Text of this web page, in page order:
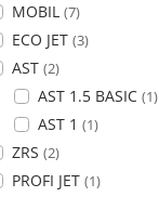
MOBIL (7)
ECO JET (3)
AST (2)
AST 1.5 BASIC (1)
AST 1 (1)
ZRS (2)
PROFI JET (1)